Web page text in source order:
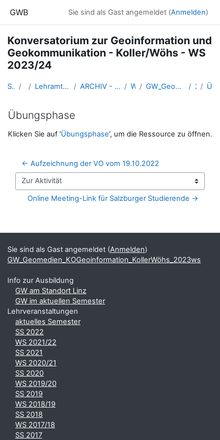
GWB Sie sind als Gast angemeldet (Anmelden)
Konversatorium zur Geoinformation und
Geokommunikation - Koller/Wöhs - WS
2023/24
Startseite Kurse Lehramtsausbildung GW im Cluster Österreich Mitte ARCHIV - Lehrveranstaltungen am Standort Linz - seit 2016 WS_2023/24 GW_Geomedien_KOGeoinformation_KollerWöhs_2023ws 28-21.11.
Übungsphase
Abschlussbedingungen
Klicken Sie auf 'Übungsphase', um die Ressource zu öffnen.
← Aufzeichnung der VO vom 19.10.2022
Zur Aktivität
Online Meeting-Link für Salzburger Studierende →
Ergänzungsblöcke
Sie sind als Gast angemeldet (Anmelden)
GW_Geomedien_KOGeoinformation_KollerWöhs_2023ws
Info zur Ausbildung
GW am Standort Linz
GW im aktuellen Semester
Lehrveranstaltungen
aktuelles Semester
SS 2022
WS 2021/22
SS 2021
WS 2020/21
SS 2020
WS 2019/20
SS 2019
WS 2018/19
SS 2018
WS 2017/18
SS 2017